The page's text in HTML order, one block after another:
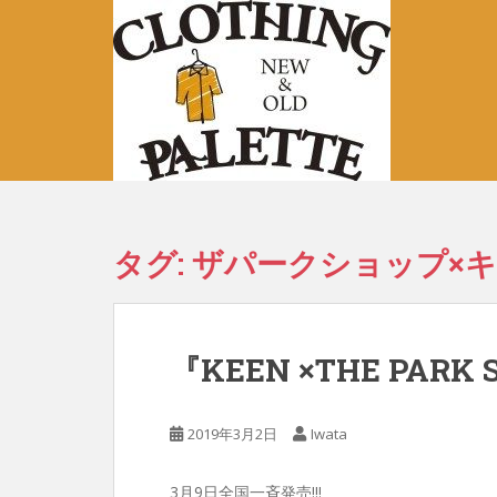
タグ: ザパークショップ×
『KEEN ×THE PARK
2019年3月2日 Iwata
3月9日全国一斉発売!!!